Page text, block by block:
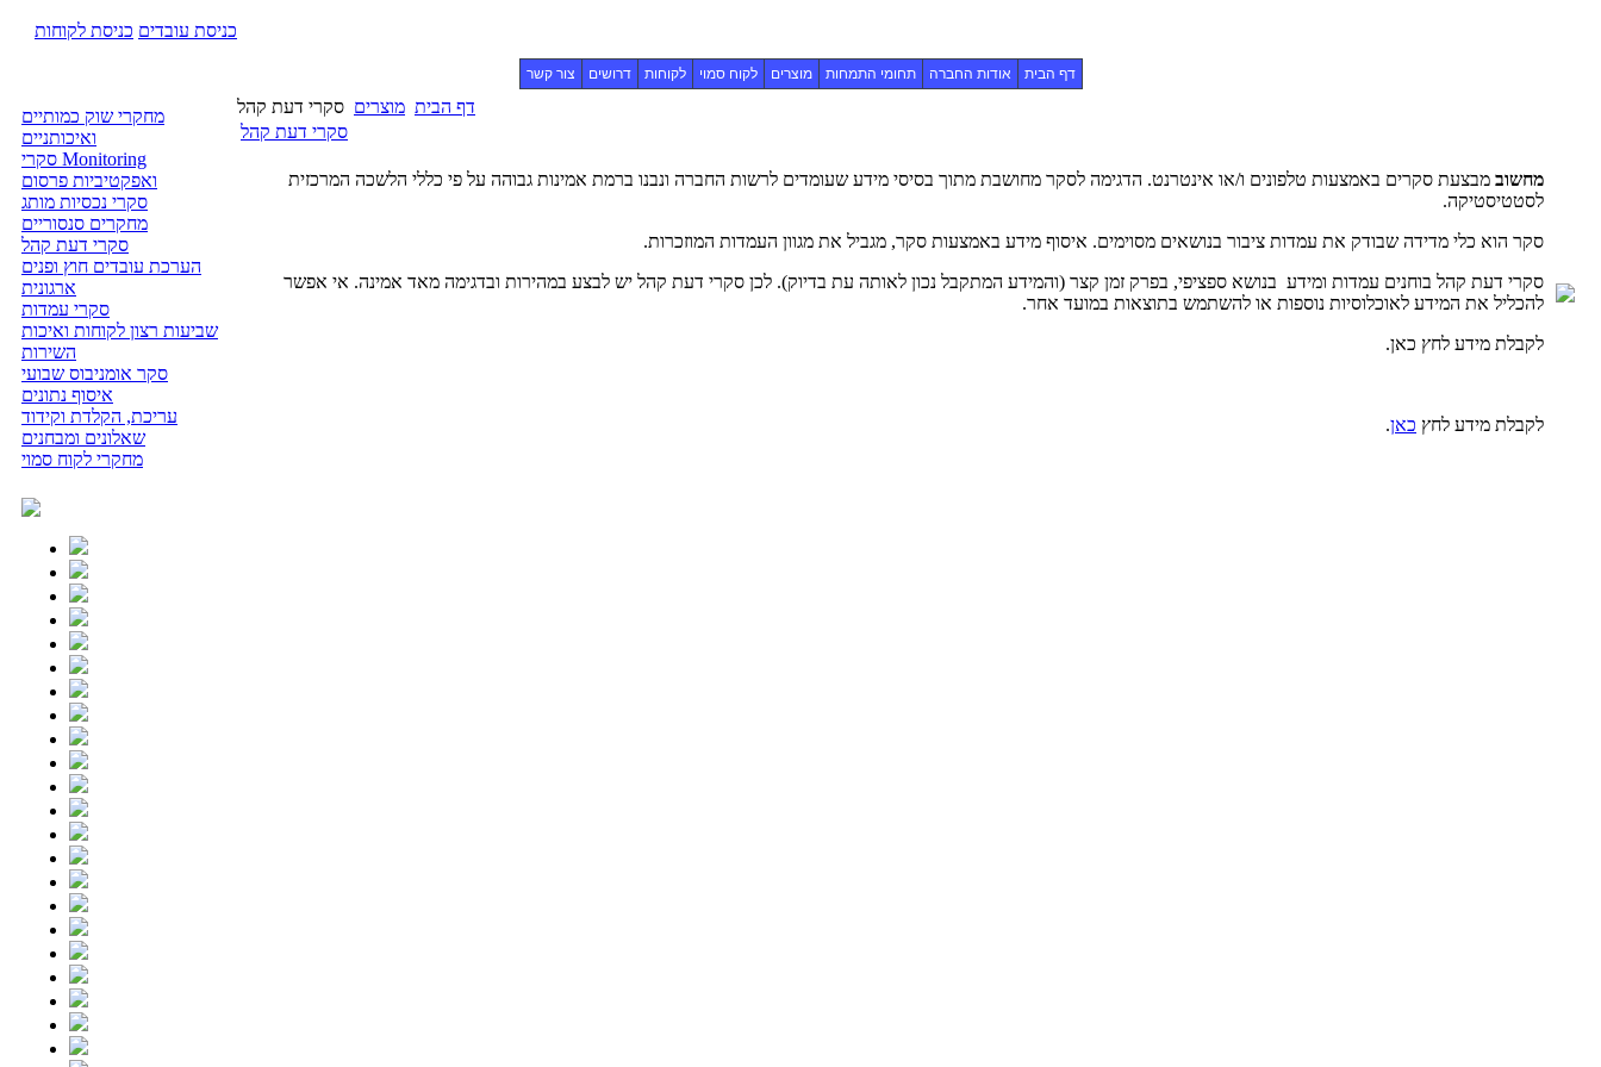
כניסת לקוחות כניסת עובדים
צור קשר דרושים לקוחות לקוח סמוי מוצרים תחומי התמחות אודות החברה דף הבית
מחקרי שוק כמותיים
ואיכותניים
סקרי Monitoring
ואפקטיביות פרסום
סקרי נכסיות מותג
מחקרים סנסוריים
סקרי דעת קהל
הערכת עובדים חוץ ופנים
ארגונית
סקרי עמדות
שביעות רצון לקוחות ואיכות
השירות
סקר אומניבוס שבועי
איסוף נתונים
עריכת, הקלדת וקידוד
שאלונים ומבחנים
מחקרי לקוח סמוי
דף הבית מוצרים סקרי דעת קהל
סקרי דעת קהל
מחשוב מבצעת סקרים באמצעות טלפונים ו/או אינטרנט. הדגימה לסקר מחושבת מתוך בסיסי מידע שעומדים לרשות החברה ונבנו ברמת אמינות גבוהה על פי כללי הלשכה המרכזית
לסטטיסטיקה.
סקר הוא כלי מדידה שבודק את עמדות ציבור בנושאים מסוימים. איסוף מידע באמצעות סקר, מגביל את מגוון העמדות המוזכרות.
סקרי דעת קהל בוחנים עמדות ומידע בנושא ספציפי, בפרק זמן קצר (והמידע המתקבל נכון לאותה עת בדיוק). לכן סקרי דעת קהל יש לבצע במהירות ובדגימה מאד אמינה. אי אפשר
להכליל את המידע לאוכלוסיות נוספות או להשתמש בתוצאות במועד אחר.
לקבלת מידע לחץ כאן.
לקבלת מידע לחץ כאן.